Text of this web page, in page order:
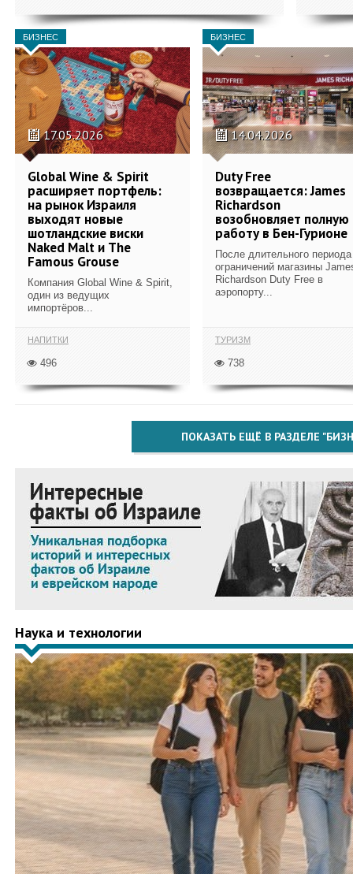
БИЗНЕС
17.05.2026
Global Wine & Spirit
расширяет портфель:
на рынок Израиля
выходят новые
шотландские виски
Naked Malt и The
Famous Grouse
Компания Global Wine & Spirit,
один из ведущих
импортёров...
НАПИТКИ
496
БИЗНЕС
14.04.2026
Duty Free
возвращается: James
Richardson
возобновляет полную
работу в Бен-Гурионе
После длительного периода
ограничений магазины
Richardson Duty Free в
аэропорту...
ТУРИЗМ
738
ПОКАЗАТЬ ЕЩЁ В РАЗДЕЛЕ
Наука и технологии